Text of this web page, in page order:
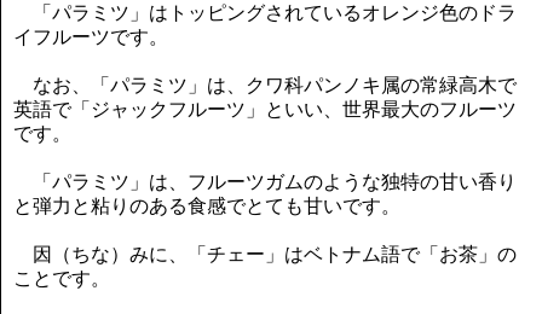
「パラミツ」はトッピングされているオレンジ色のドラ
イフルーツです。
なお、「パラミツ」は、クワ科パンノキ属の常緑高木で
英語で「ジャックフルーツ」といい、世界最大のフルーツ
です。
「パラミツ」は、フルーツガムのような独特の甘い香り
と弾力と粘りのある食感でとても甘いです。
因（ちな）みに、「チェー」はベトナム語で「お茶」の
ことです。